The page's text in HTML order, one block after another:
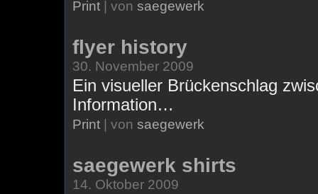
Print | von saegewerk
flyer history
30. November 2009
Ein visueller Brückenschlag
Information…
Print | von saegewerk
saegewerk shirts
14. Oktober 2009